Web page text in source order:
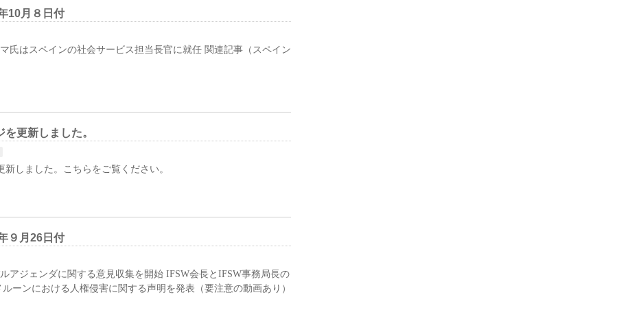
10月８日付
氏はスペインの社会サービス担当長官に就任 関連記事（スペイン
を更新しました。
新しました。こちらをご覧ください。
９月26日付
アジェンダに関する意見収集を開始 IFSW会長とIFSW事務局長の
ーンにおける人権侵害に関する声明を発表（要注意の動画あり）